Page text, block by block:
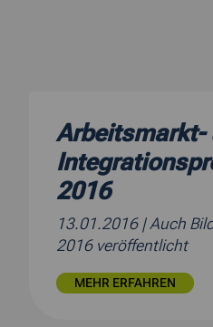
Arbeitsmarkt-
2016
13.01.2016 | Auch
2016 veröffentlicht
MEHR ERFAHREN